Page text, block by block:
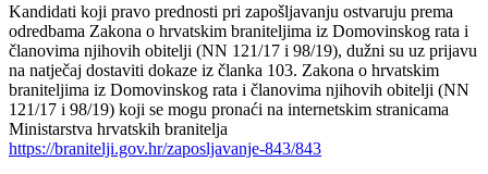
Kandidati koji pravo prednosti pri zapošljavanju ostvaruju prema
odredbama Zakona o hrvatskim braniteljima iz Domovinskog rata i
članovima njihovih obitelji (NN 121/17 i 98/19), dužni su uz prijavu
na natječaj dostaviti dokaze iz članka 103. Zakona o hrvatskim
braniteljima iz Domovinskog rata i članovima njihovih obitelji (NN
121/17 i 98/19) koji se mogu pronaći na internetskim stranicama
Ministarstva hrvatskih branitelja
https://branitelji.gov.hr/zaposljavanje-843/843